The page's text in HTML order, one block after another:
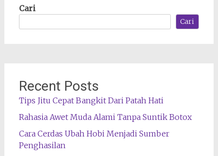
Cari
Cari
Recent Posts
Tips Jitu Cepat Bangkit Dari Patah Hati
Rahasia Awet Muda Alami Tanpa Suntik Botox
Cara Cerdas Ubah Hobi Menjadi Sumber
Penghasilan